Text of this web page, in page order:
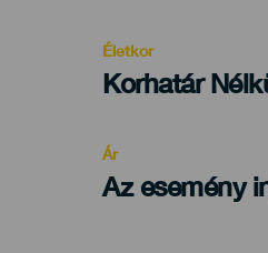
evento
Életkor
Edad
Korhatár
Ár
Az esemény